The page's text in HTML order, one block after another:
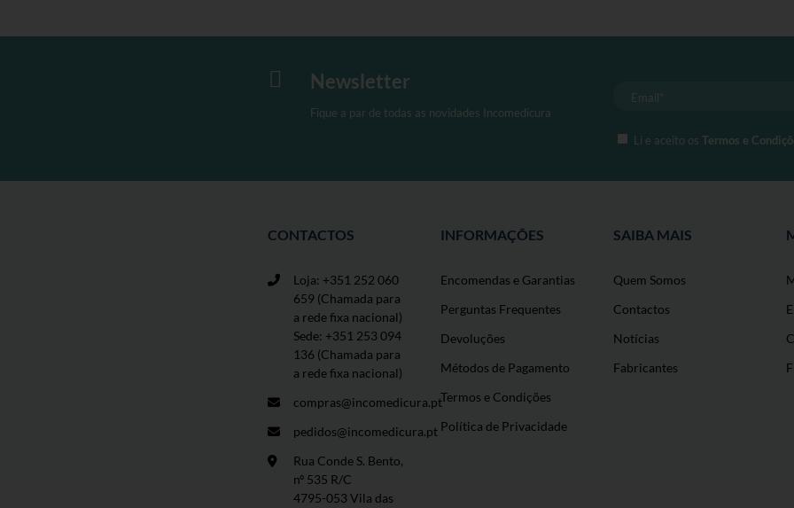
seleccionadas
 Newsletter
Fique a par de todas as novidades Incomedicura
Li e aceito osTermos e
CONTACTOS
Loja: +351 252 060
659 (Chamada para
a rede fixa nacional)
Sede: +351 253 094
136 (Chamada para
a rede fixa nacional)
compras@incomedicura.pt
pedidos@incomedicura.pt
Rua Conde S. Bento,
nº 535 R/C
4795-053 Vila das
INFORMAÇÕES
Encomendas e Garantias
Perguntas Frequentes
Devoluções
Métodos de Pagamento
Termos e Condições
Política de Privacidade
SAIBA MAIS
Quem Somos
Contactos
Notícias
Fabricantes